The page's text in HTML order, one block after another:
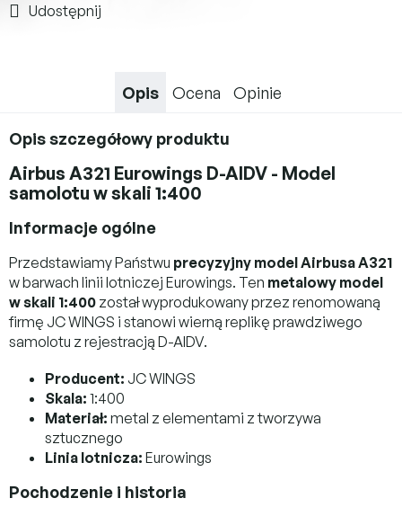
Udostępnij
Opis Ocena Opinie
Opis szczegółowy produktu
Airbus A321 Eurowings D-AIDV - Model
samolotu w skali 1:400
Informacje ogólne
Przedstawiamy Państwu precyzyjny model Airbusa A321
w barwach linii lotniczej Eurowings. Ten metalowy model
w skali 1:400 został wyprodukowany przez renomowaną
firmę JC WINGS i stanowi wierną replikę prawdziwego
samolotu z rejestracją D-AIDV.
Producent: JC WINGS
Skala: 1:400
Materiał: metal z elementami z tworzywa
sztucznego
Linia lotnicza: Eurowings
Pochodzenie i historia